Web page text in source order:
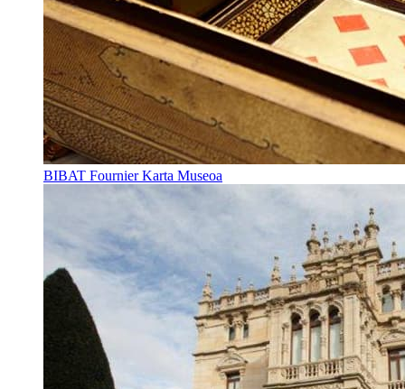
BIBAT Fournier Karta Museoa